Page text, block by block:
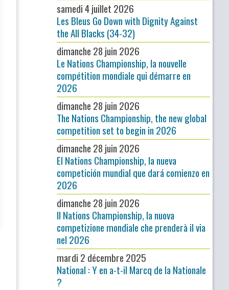
samedi 4 juillet 2026
Les Bleus Go Down with Dignity Against
the All Blacks (34-32)
dimanche 28 juin 2026
Le Nations Championship, la nouvelle
compétition mondiale qui démarre en
2026
dimanche 28 juin 2026
The Nations Championship, the new global
competition set to begin in 2026
dimanche 28 juin 2026
El Nations Championship, la nueva
competición mundial que dará comienzo en
2026
dimanche 28 juin 2026
Il Nations Championship, la nuova
competizione mondiale che prenderà il via
nel 2026
mardi 2 décembre 2025
National : Y en a-t-il Marcq de la Nationale
?